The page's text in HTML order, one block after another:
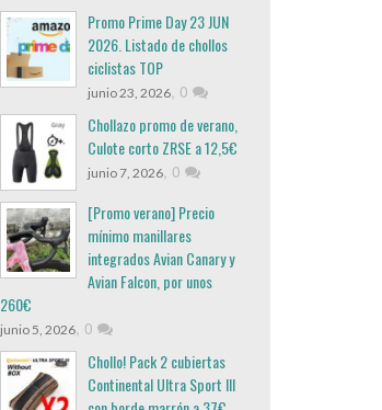
Promo Prime Day 23 JUN
2026. Listado de chollos
ciclistas TOP
junio 23, 2026, 0
Chollazo promo de verano,
Culote corto ZRSE a 12,5€
junio 7, 2026, 0
[Promo verano] Precio
mínimo manillares
integrados Avian Canary y
Avian Falcon, por unos
260€
junio 5, 2026, 0
Chollo! Pack 2 cubiertas
Continental Ultra Sport III